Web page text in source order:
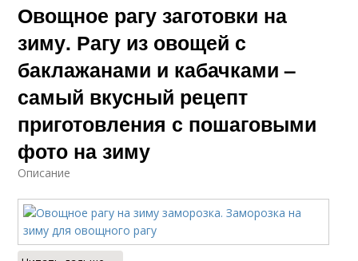
Овощное рагу заготовки на
зиму. Рагу из овощей с
баклажанами и кабачками –
самый вкусный рецепт
приготовления с пошаговыми
фото на зиму
Описание